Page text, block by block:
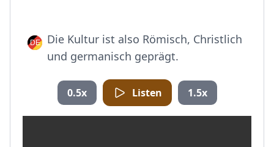
Die Kultur ist also Römisch, Christlich
und germanisch geprägt.
0.5x Listen 1.5x